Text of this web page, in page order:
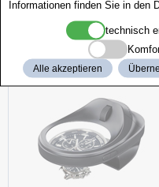
Aktionspaket
Informationen finden Sie in den
technisch
Alle akzeptieren